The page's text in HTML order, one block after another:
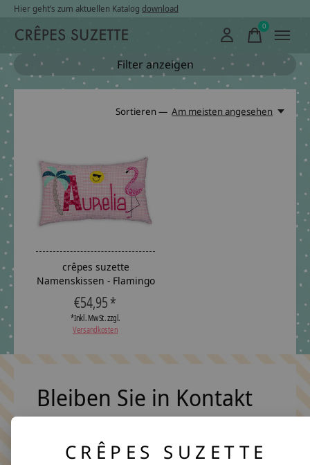
Hier geht’s zum aktuellen Katalog download
0items
Filter anzeigen
Sortieren — Am meisten angesehen
crêpes suzette
Namenskissen - Flamingo
€54,95 *
*Inkl. MwSt. zzgl.
Versandkosten
Bleiben Sie in Kontakt
CRÊPES SUZETTE